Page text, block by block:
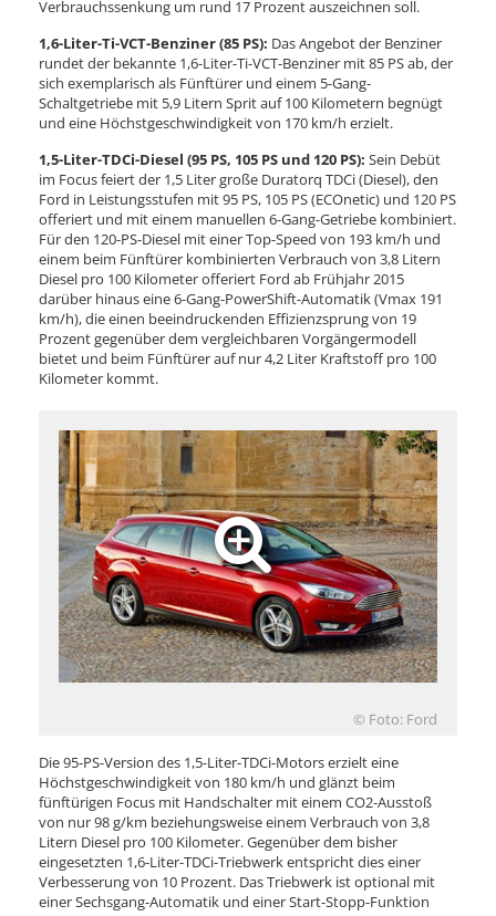
Verbrauchssenkung um rund 17 Prozent auszeichnen soll.
1,6-Liter-Ti-VCT-Benziner (85 PS): Das Angebot der Benziner
rundet der bekannte 1,6-Liter-Ti-VCT-Benziner mit 85 PS ab, der
sich exemplarisch als Fünftürer und einem 5-Gang-
Schaltgetriebe mit 5,9 Litern Sprit auf 100 Kilometern begnügt
und eine Höchstgeschwindigkeit von 170 km/h erzielt.
1,5-Liter-TDCi-Diesel (95 PS, 105 PS und 120 PS): Sein Debüt
im Focus feiert der 1,5 Liter große Duratorq TDCi (Diesel), den
Ford in Leistungsstufen mit 95 PS, 105 PS (ECOnetic) und 120 PS
offeriert und mit einem manuellen 6-Gang-Getriebe kombiniert.
Für den 120-PS-Diesel mit einer Top-Speed von 193 km/h und
einem beim Fünftürer kombinierten Verbrauch von 3,8 Litern
Diesel pro 100 Kilometer offeriert Ford ab Frühjahr 2015
darüber hinaus eine 6-Gang-PowerShift-Automatik (Vmax 191
km/h), die einen beeindruckenden Effizienzsprung von 19
Prozent gegenüber dem vergleichbaren Vorgängermodell
bietet und beim Fünftürer auf nur 4,2 Liter Kraftstoff pro 100
Kilometer kommt.
© Foto: Ford
Die 95-PS-Version des 1,5-Liter-TDCi-Motors erzielt eine
Höchstgeschwindigkeit von 180 km/h und glänzt beim
fünftürigen Focus mit Handschalter mit einem CO2-Ausstoß
von nur 98 g/km beziehungsweise einem Verbrauch von 3,8
Litern Diesel pro 100 Kilometer. Gegenüber dem bisher
eingesetzten 1,6-Liter-TDCi-Triebwerk entspricht dies einer
Verbesserung von 10 Prozent. Das Triebwerk ist optional mit
einer Sechsgang-Automatik und einer Start-Stopp-Funktion